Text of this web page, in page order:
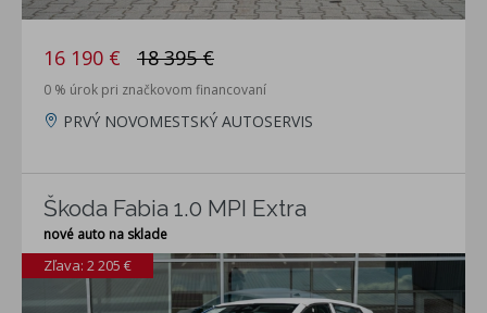
16 190 € 18 395 €
0 % úrok pri značkovom financovaní
PRVÝ NOVOMESTSKÝ AUTOSERVIS
Škoda Fabia 1.0 MPI Extra
nové auto na sklade
Zľava: 2 205 €